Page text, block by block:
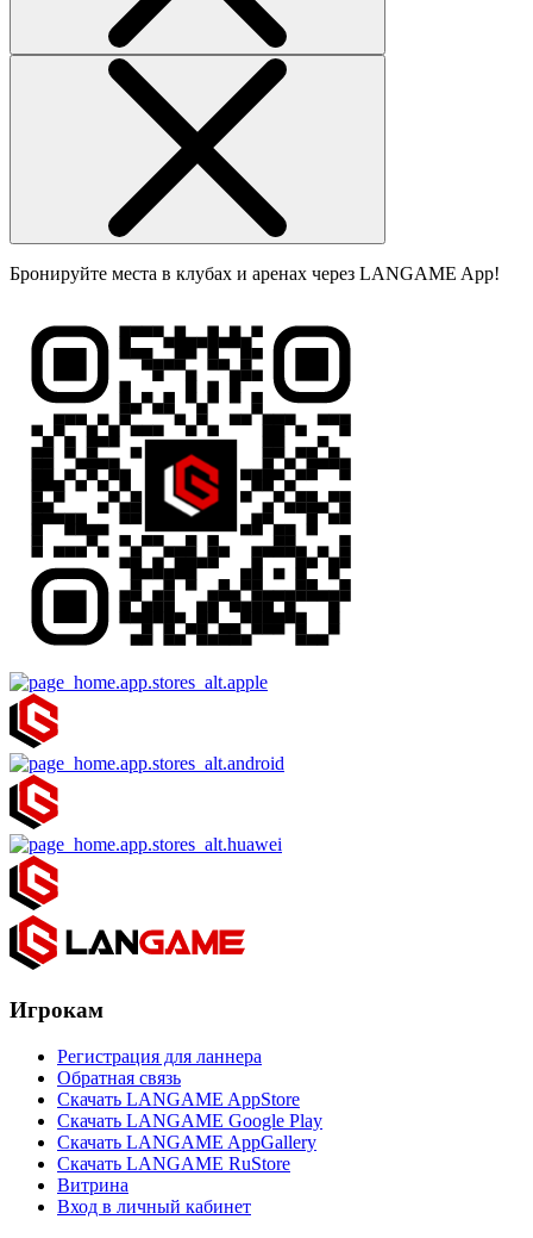
Бронируйте места в клубах и аренах через LANGAME App!
Игрокам
Регистрация для ланнера
Обратная связь
Скачать LANGAME AppStore
Скачать LANGAME Google Play
Скачать LANGAME AppGallery
Скачать LANGAME RuStore
Витрина
Вход в личный кабинет